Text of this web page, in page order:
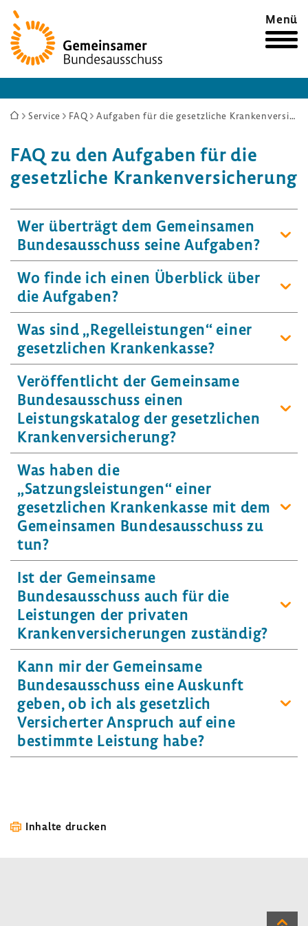
Zur
Startseite
Menü
Sie
hier:
Service FAQ Aufgaben für die gesetzliche Krankenversicherung
FAQ zu den Aufgaben für die
gesetzliche Krankenversicherung
Wer überträgt dem Gemeinsamen
Bundesausschuss seine Aufgaben?
Wo finde ich einen Überblick über
die Aufgaben?
Was sind „Regelleistungen“ einer
gesetzlichen Krankenkasse?
Veröffentlicht der Gemeinsame
Bundesausschuss einen
Leistungskatalog der gesetzlichen
Krankenversicherung?
Was haben die
„Satzungsleistungen“ einer
gesetzlichen Krankenkasse mit dem
Gemeinsamen Bundesausschuss zu
tun?
Ist der Gemeinsame
Bundesausschuss auch für die
Leistungen der privaten
Krankenversicherungen zuständig?
Kann mir der Gemeinsame
Bundesausschuss eine Auskunft
geben, ob ich als gesetzlich
Versicherter Anspruch auf eine
bestimmte Leistung habe?
Inhalte drucken